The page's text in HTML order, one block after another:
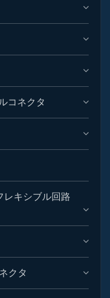
コネクタ
レキシブル回路
クタ